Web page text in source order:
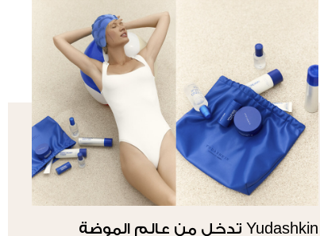
Yudashkin تدخل من عالم الموضة